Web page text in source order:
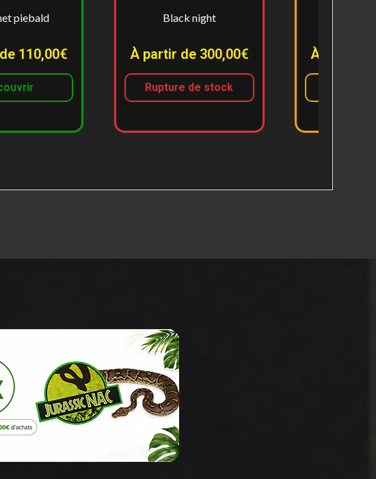
À partir de 300,00€
Rupture de stock
À partir de 100,00€